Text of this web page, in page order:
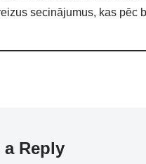
secinājumus, kas pēc
a Reply